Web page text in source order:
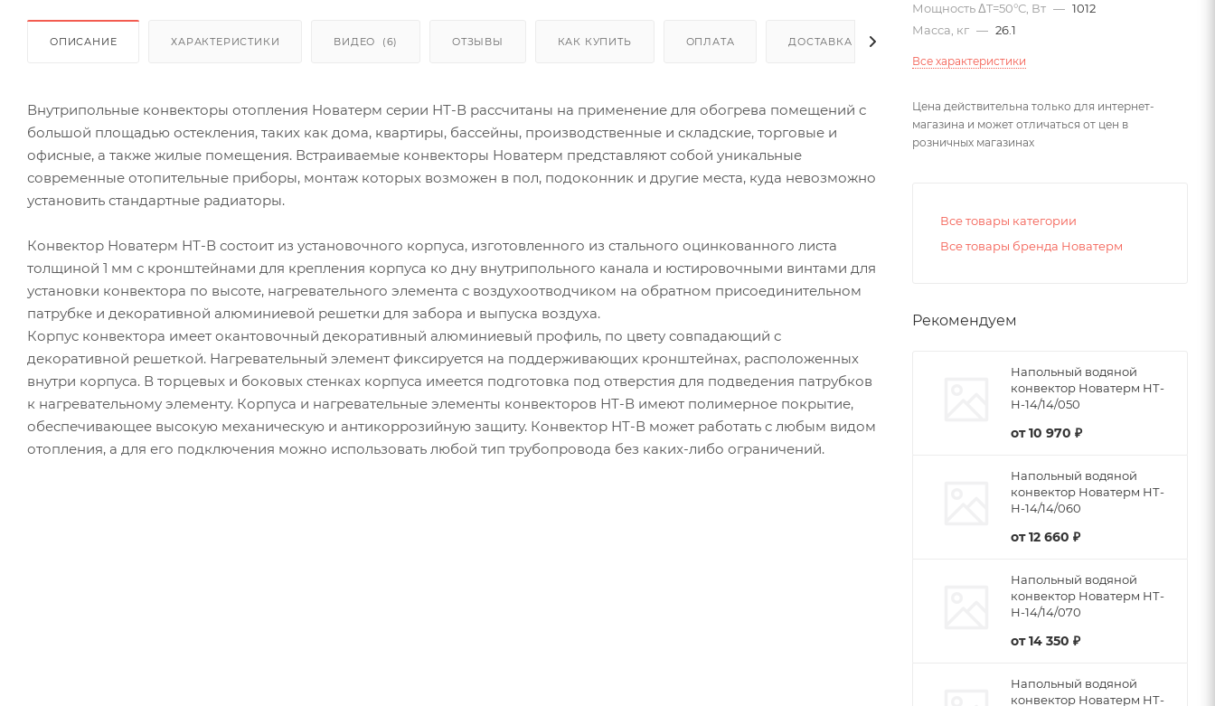
ОПИСАНИЕ ХАРАКТЕРИСТИКИ ВИДЕО (6) ОТЗЫВЫ КАК КУПИТЬ ОПЛАТА ДОСТАВКА
Внутрипольные конвекторы отопления Новатерм серии НТ-В рассчитаны на применение для обогрева помещений с
большой площадью остекления, таких как дома, квартиры, бассейны, производственные и складские, торговые и
офисные, а также жилые помещения. Встраиваемые конвекторы Новатерм представляют собой уникальные
современные отопительные приборы, монтаж которых возможен в пол, подоконник и другие места, куда невозможно
установить стандартные радиаторы.
Конвектор Новатерм НТ-В состоит из установочного корпуса, изготовленного из стального оцинкованного листа
толщиной 1 мм с кронштейнами для крепления корпуса ко дну внутрипольного канала и юстировочными винтами для
установки конвектора по высоте, нагревательного элемента с воздухоотводчиком на обратном присоединительном
патрубке и декоративной алюминиевой решетки для забора и выпуска воздуха.
Корпус конвектора имеет окантовочный декоративный алюминиевый профиль, по цвету совпадающий с
декоративной решеткой. Нагревательный элемент фиксируется на поддерживающих кронштейнах, расположенных
внутри корпуса. В торцевых и боковых стенках корпуса имеется подготовка под отверстия для подведения патрубков
к нагревательному элементу. Корпуса и нагревательные элементы конвекторов НТ-В имеют полимерное покрытие,
обеспечивающее высокую механическую и антикоррозийную защиту. Конвектор НТ-В может работать с любым видом
отопления, а для его подключения можно использовать любой тип трубопровода без каких-либо ограничений.
Мощность ΔT=50°С, Вт — 1012
Масса, кг — 26.1
Все характеристики
Цена действительна только для интернет-
магазина и может отличаться от цен в
розничных магазинах
Все товары категории
Все товары бренда Новатерм
Рекомендуем
Напольный водяной
конвектор Новатерм НТ-
Н-14/14/050
от10 970 ₽
Напольный водяной
конвектор Новатерм НТ-
Н-14/14/060
от12 660 ₽
Напольный водяной
конвектор Новатерм НТ-
Н-14/14/070
от14 350 ₽
Напольный водяной
конвектор Новатерм НТ-